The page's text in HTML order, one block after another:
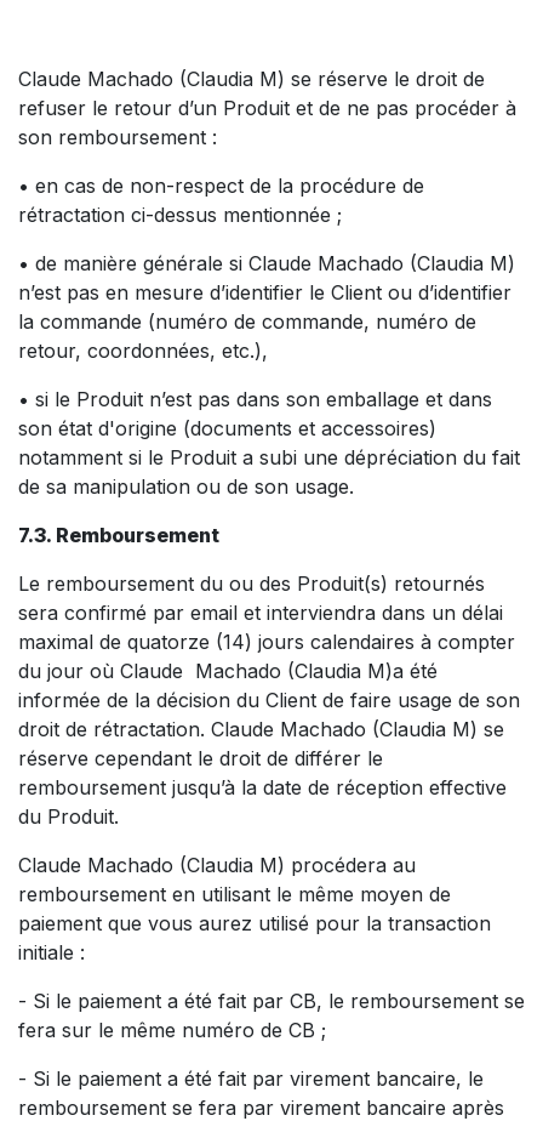
Claude Machado (Claudia M) se réserve le droit de
refuser le retour d’un Produit et de ne pas procéder à
son remboursement :
• en cas de non-respect de la procédure de
rétractation ci-dessus mentionnée ;
• de manière générale si Claude Machado (Claudia M)
n’est pas en mesure d’identifier le Client ou d’identifier
la commande (numéro de commande, numéro de
retour, coordonnées, etc.),
• si le Produit n’est pas dans son emballage et dans
son état d'origine (documents et accessoires)
notamment si le Produit a subi une dépréciation du fait
de sa manipulation ou de son usage.
7.3. Remboursement
Le remboursement du ou des Produit(s) retournés
sera confirmé par email et interviendra dans un délai
maximal de quatorze (14) jours calendaires à compter
du jour où Claude Machado (Claudia M)a été
informée de la décision du Client de faire usage de son
droit de rétractation. Claude Machado (Claudia M) se
réserve cependant le droit de différer le
remboursement jusqu’à la date de réception effective
du Produit.
Claude Machado (Claudia M) procédera au
remboursement en utilisant le même moyen de
paiement que vous aurez utilisé pour la transaction
initiale :
- Si le paiement a été fait par CB, le remboursement se
fera sur le même numéro de CB ;
- Si le paiement a été fait par virement bancaire, le
remboursement se fera par virement bancaire après